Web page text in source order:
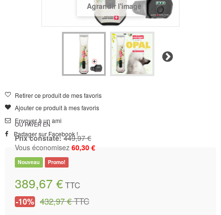
Agrandir l'image
Suivant
Retirer ce produit de mes favoris
Ajouter ce produit à mes favoris
Envoyer à un ami
Partager sur Facebook !
OU PAYER EN
Prix constaté: 449,97 €
Vous économisez 60,30 €
Nouveau Promo!
389,67 €TTC
-10% 432,97 €TTC